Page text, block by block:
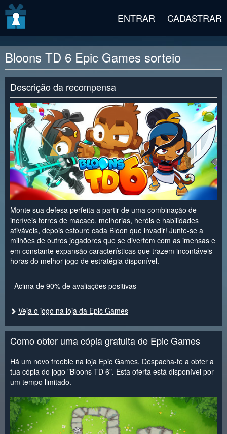
ENTRAR CADASTRAR
Bloons TD 6 Epic Games sorteio
Descrição da recompensa
Monte sua defesa perfeita a partir de uma combinação de
incríveis torres de macaco, melhorias, heróis e habilidades
ativáveis, depois estoure cada Bloon que invadir! Junte-se a
milhões de outros jogadores que se divertem com as imensas e
em constante expansão características que trazem incontáveis
horas do melhor jogo de estratégia disponível.
Acima de 90% de avaliações positivas
Veja o jogo na loja da Epic Games
Como obter uma cópia gratuita de Epic Games
Há um novo freebie na loja Epic Games. Despacha-te a obter a
tua cópia do jogo "Bloons TD 6". Esta oferta está disponível por
um tempo limitado.
< >